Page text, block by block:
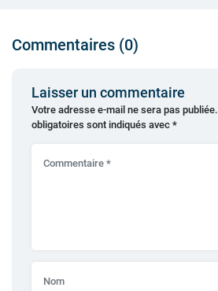
Commentaires (0)
Laisser un commentaire
Votre adresse e-mail ne sera pas publiée.
obligatoires sont indiqués avec *